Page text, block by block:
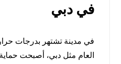
في دبي
في مدينة تشتهر بدرجات
العام مثل دبي، أصبحت